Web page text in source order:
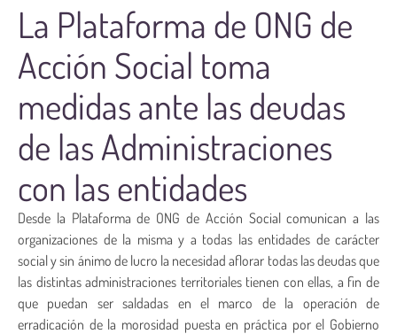
La Plataforma de ONG de
Acción Social toma
medidas ante las deudas
de las Administraciones
con las entidades
Desde la Plataforma de ONG de Acción Social comunican a las
organizaciones de la misma y a todas las entidades de carácter
social y sin ánimo de lucro la necesidad aflorar todas las deudas que
las distintas administraciones territoriales tienen con ellas, a fin de
que puedan ser saldadas en el marco de la operación de
erradicación de la morosidad puesta en práctica por el Gobierno